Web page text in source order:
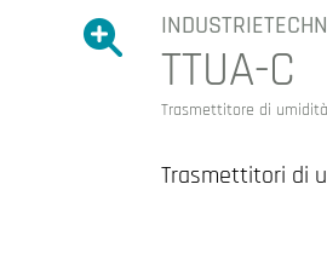
Ingrandire l'immagine.
Ingrandire
TTUA-C
Trasmettitore di
Trasmettitori di